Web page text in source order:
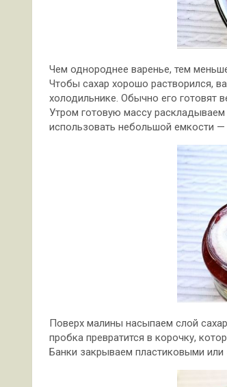
Чем однороднее варенье, тем
Чтобы сахар хорошо растворился,
холодильнике. Обычно его готовят
Утром готовую массу
использовать небольшой емкости —
Поверх малины насыпаем слой
пробка превратится в корочку,
Банки закрываем пластиковыми